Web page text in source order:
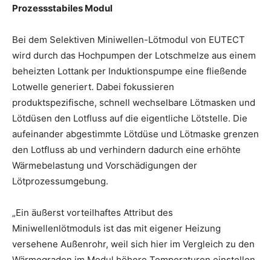
Prozessstabiles Modul
Bei dem Selektiven Miniwellen-Lötmodul von EUTECT
wird durch das Hochpumpen der Lotschmelze aus einem
beheizten Lottank per Induktionspumpe eine fließende
Lotwelle generiert. Dabei fokussieren
produktspezifische, schnell wechselbare Lötmasken und
Lötdüsen den Lotfluss auf die eigentliche Lötstelle. Die
aufeinander abgestimmte Lötdüse und Lötmaske grenzen
den Lotfluss ab und verhindern dadurch eine erhöhte
Wärmebelastung und Vorschädigungen der
Lötprozessumgebung.
„Ein äußerst vorteilhaftes Attribut des
Miniwellenlötmoduls ist das mit eigener Heizung
versehene Außenrohr, weil sich hier im Vergleich zu den